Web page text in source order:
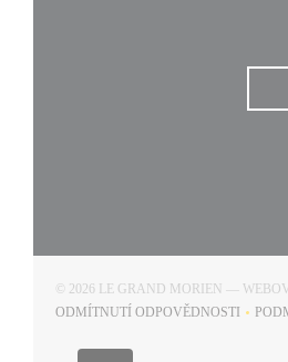
© 2026 LE GRAND MORIEN —
ODMÍTNUTÍ ODPOVĚDNOSTI